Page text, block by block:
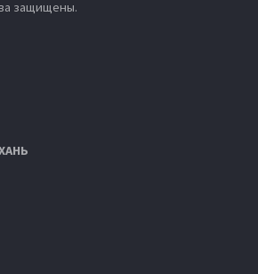
защищены.